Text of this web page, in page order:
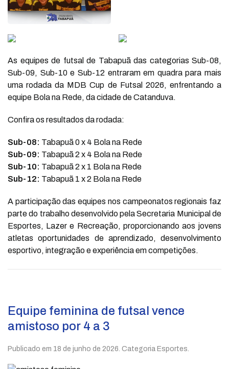
As equipes de futsal de Tabapuã das categorias Sub-08,
Sub-09, Sub-10 e Sub-12 entraram em quadra para mais
uma rodada da MDB Cup de Futsal 2026, enfrentando a
equipe Bola na Rede, da cidade de Catanduva.
Confira os resultados da rodada:
Sub-08: Tabapuã 0 x 4 Bola na Rede
Sub-09: Tabapuã 2 x 4 Bola na Rede
Sub-10: Tabapuã 2 x 1 Bola na Rede
Sub-12: Tabapuã 1 x 2 Bola na Rede
A participação das equipes nos campeonatos regionais faz
parte do trabalho desenvolvido pela Secretaria Municipal de
Esportes, Lazer e Recreação, proporcionando aos jovens
atletas oportunidades de aprendizado, desenvolvimento
esportivo, integração e experiência em competições.
Equipe feminina de futsal vence
amistoso por 4 a 3
Publicado em 18 de junho de 2026 . Categoria Esportes.